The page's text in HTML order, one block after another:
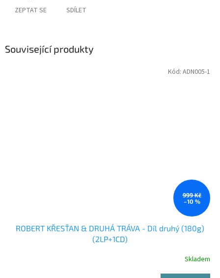
ZEPTAT SE SDÍLET
Související produkty
999 Kč
–10 %
ROBERT KŘESŤAN & DRUHÁ TRÁVA - Díl druhý (180g)
(2LP+1CD)
Skladem
Kód: ADN005-1